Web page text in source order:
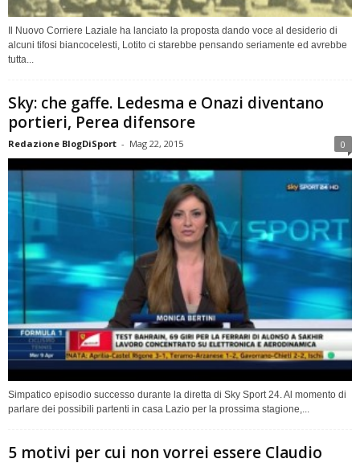
Il Nuovo Corriere Laziale ha lanciato la proposta dando voce al desiderio di
alcuni tifosi biancocelesti, Lotito ci starebbe pensando seriamente ed avrebbe
tutta...
Sky: che gaffe. Ledesma e Onazi diventano
portieri, Perea difensore
Redazione BlogDiSport - Mag 22, 2015 0
Simpatico episodio successo durante la diretta di Sky Sport 24. Al momento di
parlare dei possibili partenti in casa Lazio per la prossima stagione,...
5 motivi per cui non vorrei essere Claudio